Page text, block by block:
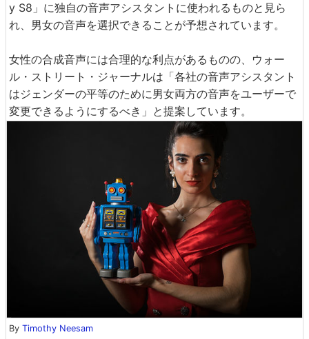
y S8」に独自の音声アシスタントに使われるものと見ら
れ、男女の音声を選択できることが予想されています。
女性の合成音声には合理的な利点があるものの、ウォー
ル・ストリート・ジャーナルは「各社の音声アシスタント
はジェンダーの平等のために男女両方の音声をユーザーで
変更できるようにするべき」と提案しています。
By Timothy Neesam